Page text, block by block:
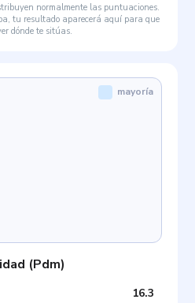
normalmente las puntuaciones.
tu resultado aparecerá aquí para que
dónde te sitúas.
(Pdm)
16.3
mayoría